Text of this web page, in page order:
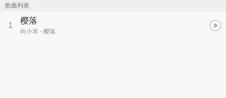
歌曲列表
1 樱落
向小羊 - 樱落